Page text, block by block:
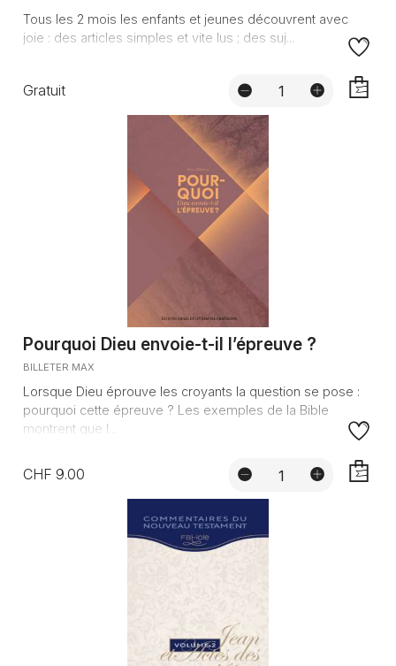
Tous les 2 mois les enfants et jeunes découvrent avec
joie : des articles simples et vite lus ; des suj...
Gratuit
Pourquoi Dieu envoie-t-il l’épreuve ?
BILLETER MAX
Lorsque Dieu éprouve les croyants la question se pose :
pourquoi cette épreuve ? Les exemples de la Bible
montrent que l...
CHF 9.00